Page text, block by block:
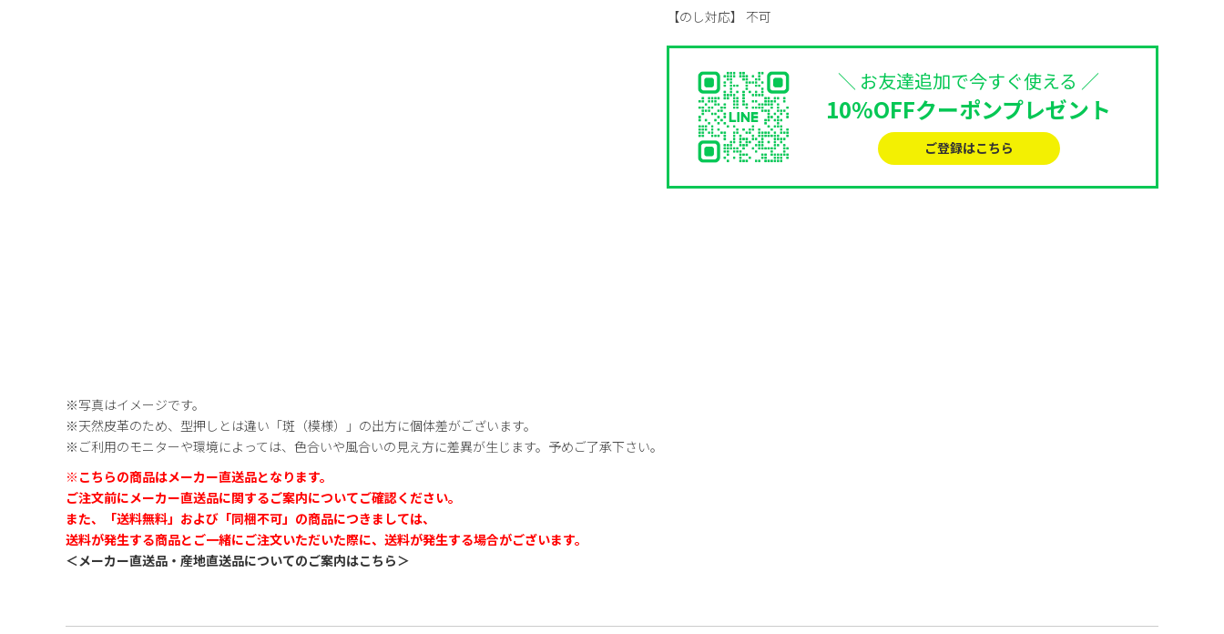
【のし対応】 不可
＼ お友達追加で今すぐ使える ／
10%OFFクーポンプレゼント
ご登録はこちら
※写真はイメージです。
※天然皮革のため、型押しとは違い「斑（模様）」の出方に個体差がございます。
※ご利用のモニターや環境によっては、色合いや風合いの見え方に差異が生じます。予めご了承下さい。
※こちらの商品はメーカー直送品となります。
ご注文前にメーカー直送品に関するご案内についてご確認ください。
また、「送料無料」および「同梱不可」の商品につきましては、
送料が発生する商品とご一緒にご注文いただいた際に、送料が発生する場合がございます。
＜メーカー直送品・産地直送品についてのご案内はこちら＞